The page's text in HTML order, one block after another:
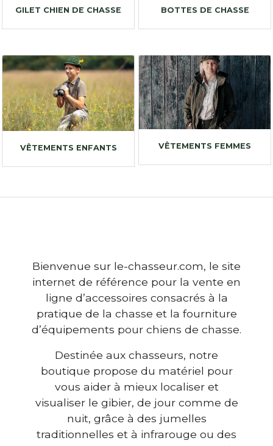
GILET CHIEN DE CHASSE BOTTES DE CHASSE
VÊTEMENTS ENFANTS VÊTEMENTS FEMMES
Bienvenue sur le-chasseur.com, le site
internet de référence pour la vente en
ligne d’accessoires consacrés à la
pratique de la chasse et la fourniture
d’équipements pour chiens de chasse.
Destinée aux chasseurs, notre
boutique propose du matériel pour
vous aider à mieux localiser et
visualiser le gibier, de jour comme de
nuit, grâce à des jumelles
traditionnelles et à infrarouge ou des